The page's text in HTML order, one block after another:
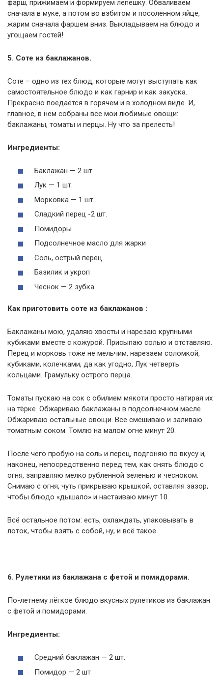
фарш, прижимаем и формируем лепешку. Обваливаем
сначала в муке, а потом во взбитом и посоленном яйце,
жарим сначала фаршем вниз. Выкладываем на блюдо и
угощаем гостей!
5. Соте из баклажанов.
Соте – одно из тех блюд, которые могут выступать как
самостоятельное блюдо и как гарнир и как закуска.
Прекрасно поедается в горячем и в холодном виде. И,
главное, в нём собраны все мои любимые овощи:
баклажаны, томаты и перцы. Ну что за прелесть!
Ингредиенты:
Баклажан — 2 шт.
Лук — 1 шт.
Морковка — 1 шт.
Сладкий перец -2 шт.
Помидоры
Подсолнечное масло для жарки
Соль, острый перец
Базилик и укроп
Чеснок — 2 зубка
Как приготовить соте из баклажанов :
Баклажаны мою, удаляю хвосты и нарезаю крупными
кубиками вместе с кожурой. Присыпаю солью и отставляю.
Перец и морковь тоже не мельчим, нарезаем соломкой,
кубиками, колечками, да как угодно, Лук четверть
кольцами. Грамульку острого перца.
Томаты пускаю на сок с обилием мякоти просто натирая их
на тёрке. Обжариваю баклажаны в подсолнечном масле.
Обжариваю остальные овощи. Всё смешиваю и заливаю
томатным соком. Томлю на малом огне минут 20.
После чего пробую на соль и перец, подгоняю по вкусу и,
наконец, непосредственно перед тем, как снять блюдо с
огня, заправляю мелко рубленной зеленью и чесноком.
Снимаю с огня, чуть прикрываю крышкой, оставляя зазор,
чтобы блюдо «дышало» и настаиваю минут 10.
Всё остальное потом: есть, охлаждать, упаковывать в
лоток, чтобы взять с собой, ну, и всё такое.
6. Рулетики из баклажана с фетой и помидорами.
По-летнему лёгкое блюдо вкусных рулетиков из баклажан
с фетой и помидорами.
Ингредиенты:
Средний баклажан — 2 шт.
Помидор — 2 шт